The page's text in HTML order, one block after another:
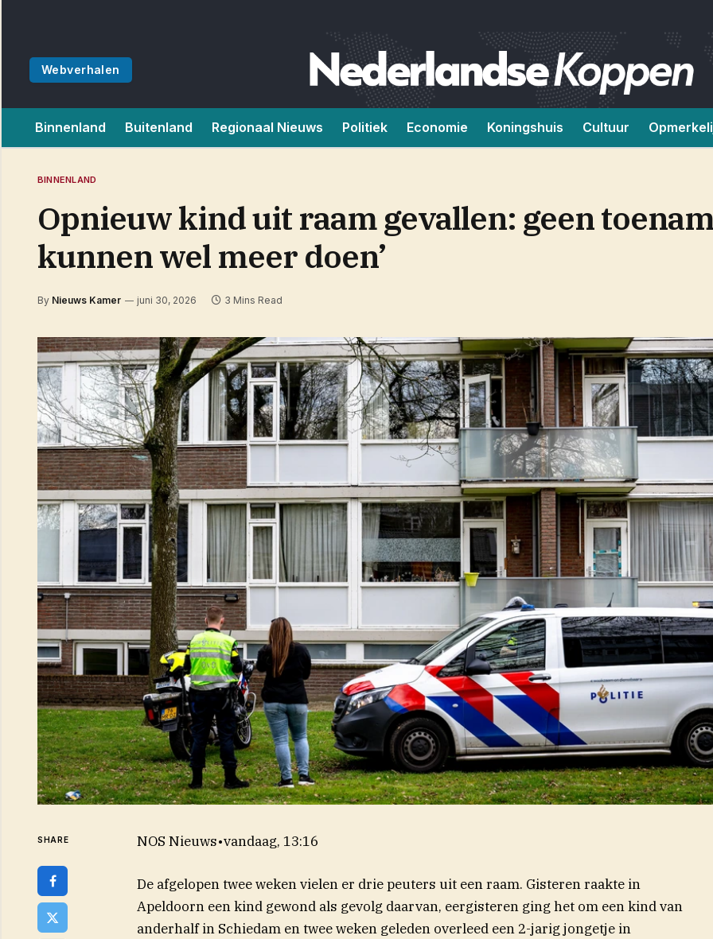
Webverhalen
Binnenland Buitenland Regionaal Nieuws Politiek Economie Koningshuis Cultuur
BINNENLAND
Opnieuw kind uit raam gevallen: geen
kunnen wel meer doen’
By Nieuws Kamer juni 30, 2026 3 Mins Read
SHARE NOS Nieuws•vandaag, 13:16
De afgelopen twee weken vielen er drie peuters uit een raam. Gisteren raakte in
Apeldoorn een kind gewond als gevolg daarvan, eergisteren ging het om een kind van
anderhalf in Schiedam(opent in nieuw venster)
en twee weken geleden overleed een 2-jarig jongetje in